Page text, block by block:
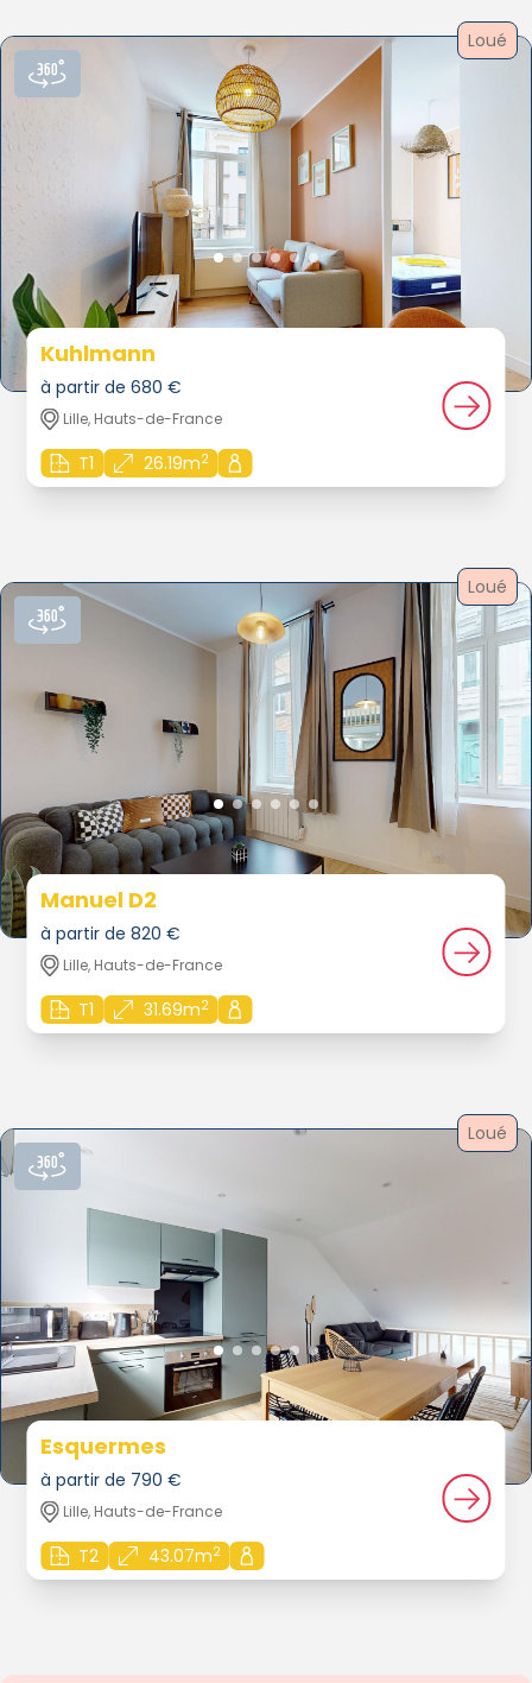
Loué
Kuhlmann
à partir de 680 €
Lille, Hauts-de-France
T1 26.19m2
Loué
Manuel D2
à partir de 820 €
Lille, Hauts-de-France
T1 31.69m2
Loué
Esquermes
à partir de 790 €
Lille, Hauts-de-France
T2 43.07m2